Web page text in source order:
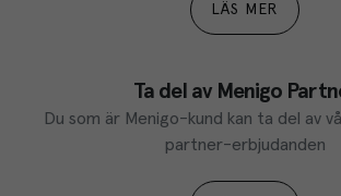
LÄS MER
Ta del av Menigo
Du som är Menigo-kund kan ta del av
partner-erbjudanden